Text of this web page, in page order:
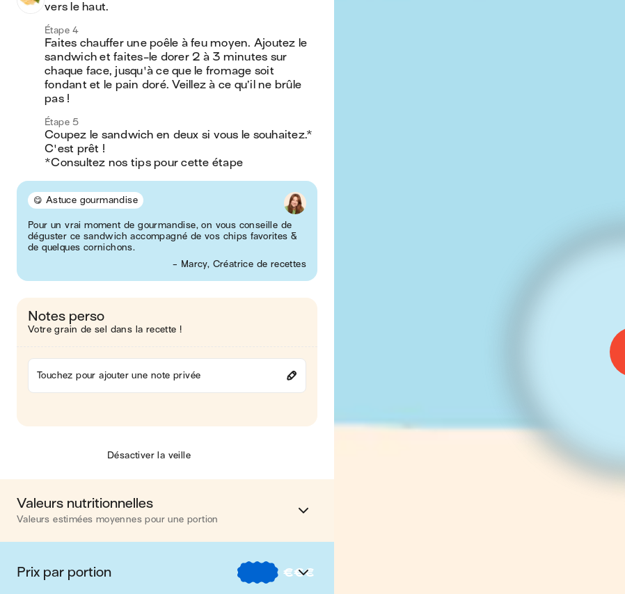
vers le haut.
Étape 4
Faites chauffer une poêle à feu moyen. Ajoutez le
sandwich et faites-le dorer 2 à 3 minutes sur
chaque face, jusqu'à ce que le fromage soit
fondant et le pain doré. Veillez à ce qu’il ne brûle
pas !
Étape 5
Coupez le sandwich en deux si vous le souhaitez.*
C'est prêt !
*Consultez nos tips pour cette étape
😋 Astuce gourmandise
Pour un vrai moment de gourmandise, on vous conseille de
déguster ce sandwich accompagné de vos chips favorites &
de quelques cornichons.
- Marcy, Créatrice de recettes
Notes perso
Votre grain de sel dans la recette !
Touchez pour ajouter une note privée
Désactiver la veille
Valeurs nutritionnelles
Valeurs estimées moyennes pour une portion
Calories 803 kcal
Matières grasses 49 g
Prix par portion €€€